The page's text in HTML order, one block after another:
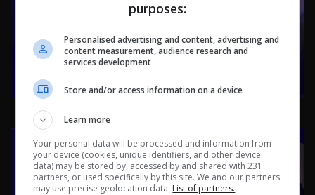
purposes:
Personalised advertising and content, advertising and
content measurement, audience research and
services development
Store and/or access information on a device
Learn more
Your personal data will be processed and information from
your device (cookies, unique identifiers, and other device
data) may be stored by, accessed by and shared with 231
partners, or used specifically by this site. We and our partners
may use precise geolocation data. List of partners.